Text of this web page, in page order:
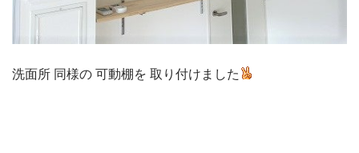
洗面所 同様の 可動棚を 取り付けました